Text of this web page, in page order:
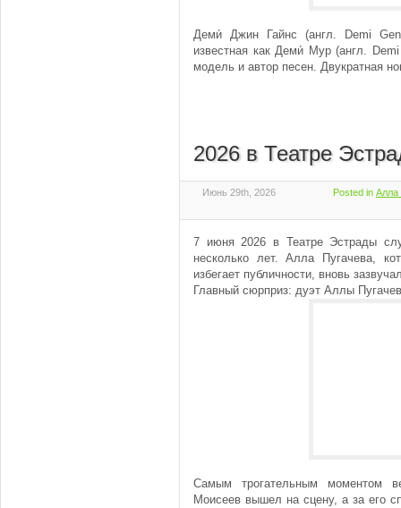
Деми́ Джин Гайнс (англ. Demi
известная как Деми́ Мур (англ.
модель и автор песен. Двукратная
2026 в Театре
Июнь 29th, 2026 Posted in Алла
7 июня 2026 в Театре Эстрады
несколько лет. Алла Пугачева,
избегает публичности, вновь
Главный сюрприз: дуэт Аллы
Самым трогательным моментом
Моисеев вышел на сцену, а за его